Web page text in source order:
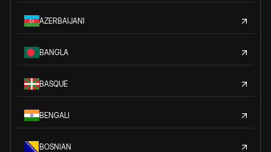
AZERBAIJANI
BANGLA
BASQUE
BENGALI
BOSNIAN